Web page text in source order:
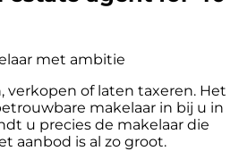
met ambitie
verkopen of laten taxeren. Het
makelaar in bij u in
u precies de makelaar die
aanbod is al zo groot.